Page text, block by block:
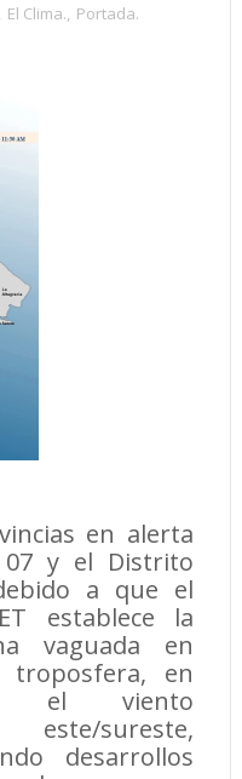
El Clima., Portada.
en alerta
y el Distrito
a que el
establece la
vaguada en
en
el viento
sureste,
desarrollos